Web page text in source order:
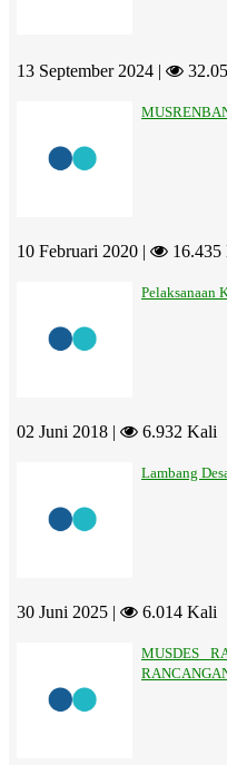
13 September 2024 |
10 Februari 2020 | 16.435
Pelaksanaan
02 Juni 2018 | 6.932 Kali
Lambang
30 Juni 2025 | 6.014 Kali
MUSDES